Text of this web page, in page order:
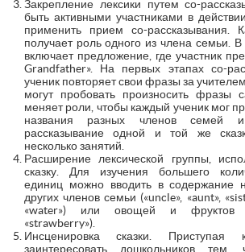
Закрепление лексики путем со-
быть активными участниками в
применить прием со-рассказывания.
получает роль одного из члена семьи. В
включает предложение, где участник
Grandfather». На первых этапах со-
ученик повторяет свои фразы за
могут пробовать произносить фразы
меняет роли, чтобы каждый ученик мог
названия разных членов семей
рассказывание одной и той же
несколько занятий.
Расширение лексической группы,
сказку. Для изучения большего
единиц можно вводить в содержание
других членов семьи («uncle», «aunt»,
«water») или овощей и фруктов
«strawberry»).
Инсценировка сказки.
заинтересовать дошкольников